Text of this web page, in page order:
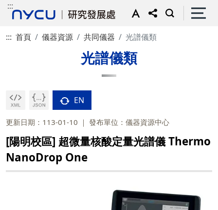
:::
::: 首頁 儀器資源 共同儀器 光譜儀類
光譜儀類
EN
更新日期：113-01-10 發布單位：儀器資源中心
[陽明校區] 超微量核酸定量光譜儀 Thermo
NanoDrop One